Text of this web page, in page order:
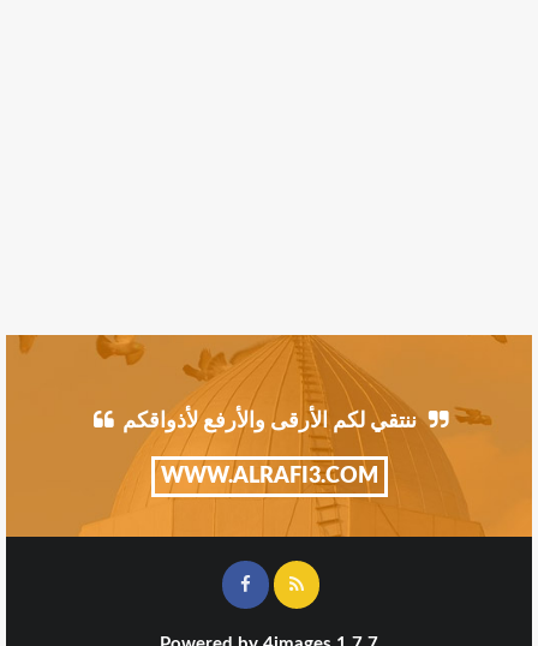
ننتقي لكم الأرقى والأرفع لأذواقكم
WWW.ALRAFI3.COM